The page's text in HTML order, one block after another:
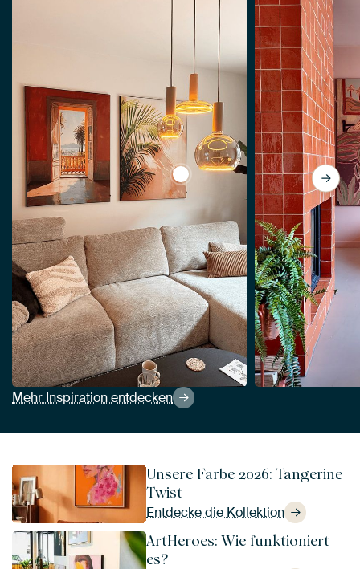
Mehr Inspiration entdecken
View Tropisches Flair an der
Unsere Farbe 2026: Tangerine
Twist
Entdecke die Kollektion
ArtHeroes: Wie funktioniert
es?